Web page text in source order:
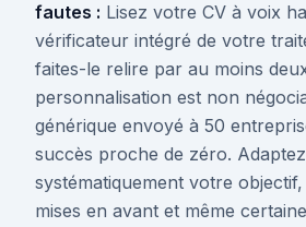
fautes : Lisez votre CV à voix
vérificateur intégré de votre
faites-le relire par au moins
personnalisation est non
générique envoyé à 50
succès proche de zéro. Adaptez
systématiquement votre
mises en avant et même